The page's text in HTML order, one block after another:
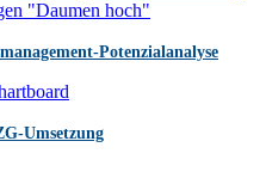
Potenzialanalyse
Umsetzung